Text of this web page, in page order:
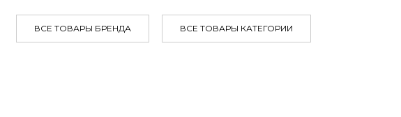
ВСЕ ТОВАРЫ БРЕНДА ВСЕ ТОВАРЫ КАТЕГОРИИ